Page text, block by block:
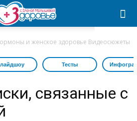
и женское здоровье Видеосюжеты
Тесты
связанные с